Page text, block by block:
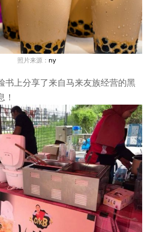
照片来源： ny
书上分享了来自马来友族经营的黑
！